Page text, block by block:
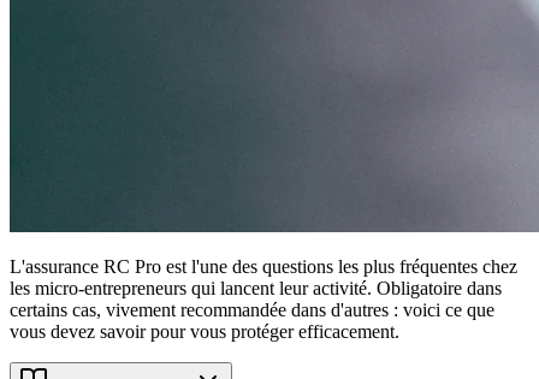
L'assurance RC Pro est l'une des questions les plus fréquentes chez
les micro-entrepreneurs qui lancent leur activité. Obligatoire dans
certains cas, vivement recommandée dans d'autres : voici ce que
vous devez savoir pour vous protéger efficacement.